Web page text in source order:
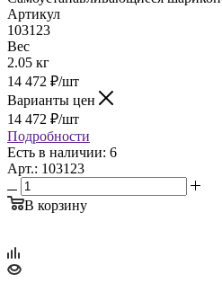
Артикул
103123
Вес
2.05 кг
14 472 ₽/шт
Варианты цен
14 472 ₽/шт
Подробности
Есть в наличии: 6
Арт.: 103123
В корзину